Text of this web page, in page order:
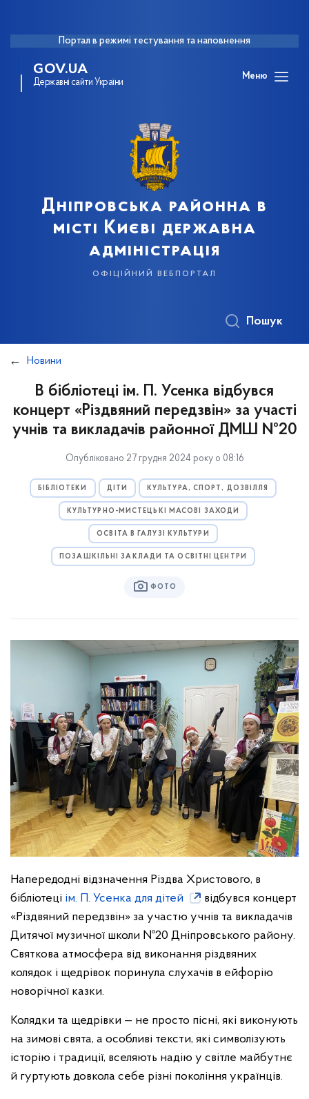
Портал в режимі тестування та наповнення
GOV.UA
Державні сайти України
Меню
Дніпровська районна в
місті Києві державна
адміністрація
офіційний вебпортал
Пошук
Новини
В бібліотеці ім. П. Усенка відбувся
концерт «Різдвяний передзвін» за участі
учнів та викладачів районної ДМШ №20
Опубліковано 27 грудня 2024 року о 08:16
БІБЛІОТЕКИ ДІТИ КУЛЬТУРА, СПОРТ, ДОЗВІЛЛЯ
КУЛЬТУРНО-МИСТЕЦЬКІ МАСОВІ ЗАХОДИ
ОСВІТА В ГАЛУЗІ КУЛЬТУРИ
ПОЗАШКІЛЬНІ ЗАКЛАДИ ТА ОСВІТНІ ЦЕНТРИ
ФОТО
Напередодні відзначення Різдва Христового, в
бібліотеці ім. П. Усенка для дітей
відбувся концерт
«Різдвяний передзвін» за участю учнів та викладачів
Дитячої музичної школи №20 Дніпровського району.
Святкова атмосфера від виконання різдвяних
колядок і щедрівок поринула слухачів в ейфорію
новорічної казки.
Колядки та щедрівки — не просто пісні, які виконують
на зимові свята, а особливі тексти, які символізують
історію і традиції, вселяють надію у світле майбутнє
й гуртують довкола себе різні покоління українців.